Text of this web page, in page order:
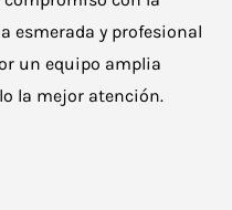
esmerada y profesional
un equipo amplia
la mejor atención.